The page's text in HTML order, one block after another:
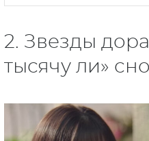
2. Звезды
тысячу ли»